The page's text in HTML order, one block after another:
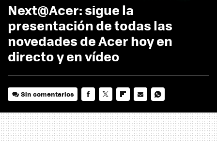
Next@Acer: sigue la
presentación de todas las
novedades de Acer hoy en
directo y en vídeo
Sin comentarios
MAIL